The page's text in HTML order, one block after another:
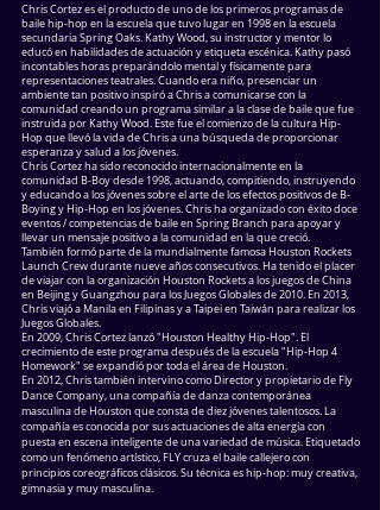
Chris Cortez es el producto de uno de los primeros programas de
baile hip-hop en la escuela que tuvo lugar en 1998 en la escuela
secundaria Spring Oaks. Kathy Wood, su instructor y mentor lo
educó en habilidades de actuación y etiqueta escénica. Kathy pasó
incontables horas preparándolo mental y físicamente para
representaciones teatrales. Cuando era niño, presenciar un
ambiente tan positivo inspiró a Chris a comunicarse con la
comunidad creando un programa similar a la clase de baile que fue
instruida por Kathy Wood. Este fue el comienzo de la cultura Hip-
Hop que llevó la vida de Chris a una búsqueda de proporcionar
esperanza y salud a los jóvenes.
Chris Cortez ha sido reconocido internacionalmente en la
comunidad B-Boy desde 1998, actuando, compitiendo, instruyendo
y educando a los jóvenes sobre el arte de los efectos positivos de B-
Boying y Hip-Hop en los jóvenes. Chris ha organizado con éxito doce
eventos / competencias de baile en Spring Branch para apoyar y
llevar un mensaje positivo a la comunidad en la que creció.
También formó parte de la mundialmente famosa Houston Rockets
Launch Crew durante nueve años consecutivos. Ha tenido el placer
de viajar con la organización Houston Rockets a los juegos de China
en Beijing y Guangzhou para los Juegos Globales de 2010. En 2013,
Chris viajó a Manila en Filipinas y a Taipei en Taiwán para realizar los
Juegos Globales.
En 2009, Chris Cortez lanzó "Houston Healthy Hip-Hop". El
crecimiento de este programa después de la escuela "Hip-Hop 4
Homework" se expandió por toda el área de Houston.
En 2012, Chris también intervino como Director y propietario de Fly
Dance Company, una compañía de danza contemporánea
masculina de Houston que consta de diez jóvenes talentosos. La
compañía es conocida por sus actuaciones de alta energía con
puesta en escena inteligente de una variedad de música. Etiquetado
como un fenómeno artístico, FLY cruza el baile callejero con
principios coreográficos clásicos. Su técnica es hip-hop: muy creativa,
gimnasia y muy masculina.